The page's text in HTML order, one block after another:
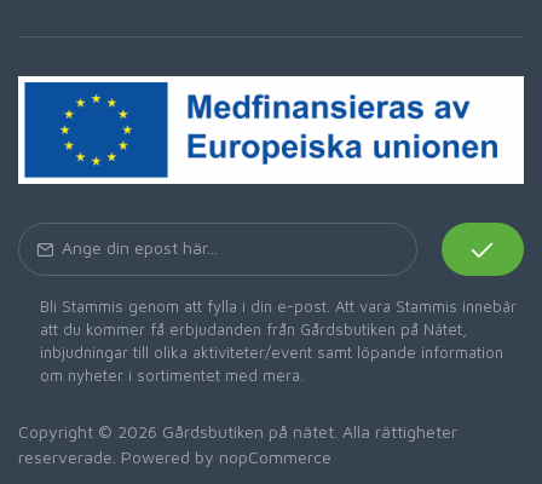
Bli Stammis genom att fylla i din e-post. Att vara Stammis innebär
att du kommer få erbjudanden från Gårdsbutiken på Nätet,
inbjudningar till olika aktiviteter/event samt löpande information
om nyheter i sortimentet med mera.
Copyright © 2026 Gårdsbutiken på nätet. Alla rättigheter
reserverade. Powered by nopCommerce